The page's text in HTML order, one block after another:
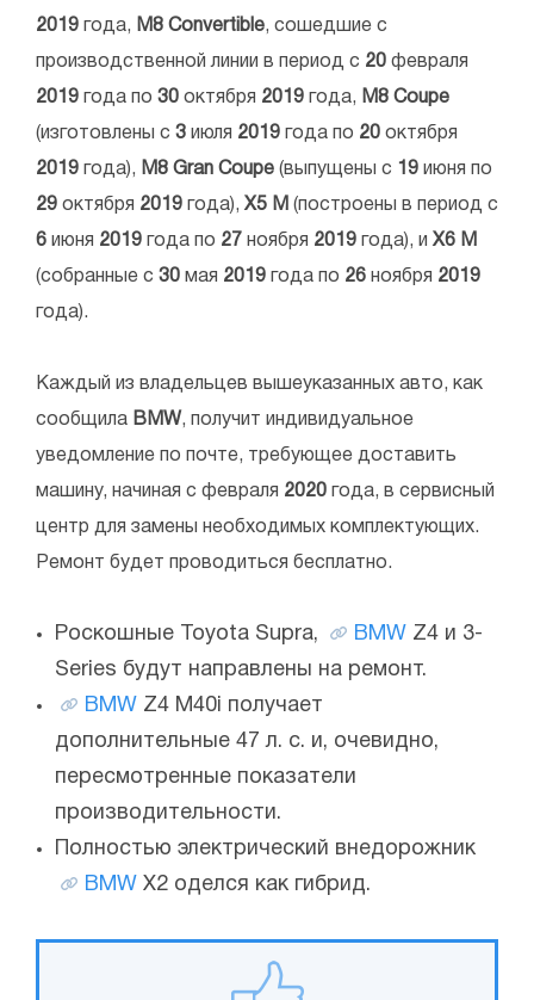
2019 года, M8 Convertible, сошедшие с
производственной линии в период с 20 февраля
2019 года по 30 октября 2019 года, M8 Coupe
(изготовлены с 3 июля 2019 года по 20 октября
2019 года), M8 Gran Coupe (выпущены с 19 июня по
29 октября 2019 года), X5 M (построены в период с
6 июня 2019 года по 27 ноября 2019 года), и X6 M
(собранные с 30 мая 2019 года по 26 ноября 2019
года).
Каждый из владельцев вышеуказанных авто, как
сообщила BMW, получит индивидуальное
уведомление по почте, требующее доставить
машину, начиная с февраля 2020 года, в сервисный
центр для замены необходимых комплектующих.
Ремонт будет проводиться бесплатно.
Роскошные Toyota Supra, BMW Z4 и 3-
Series будут направлены на ремонт.
BMW Z4 M40i получает
дополнительные 47 л. с. и, очевидно,
пересмотренные показатели
производительности.
Полностью электрический внедорожник
BMW X2 оделся как гибрид.